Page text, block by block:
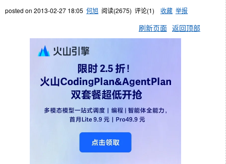
posted on 2013-02-27 18:05 何旭 阅读(2675) 评论(1) 收藏 举报
刷新页面 返回顶部